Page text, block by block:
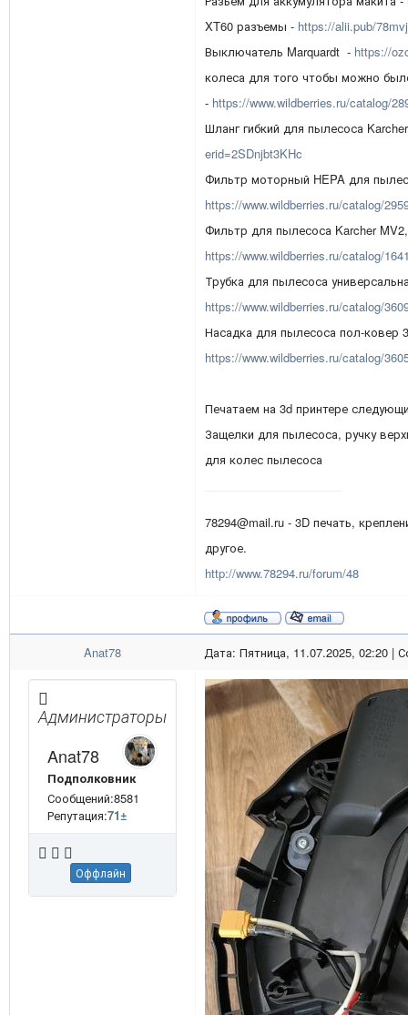
XT60 разъемы - https://alii.pub/
Выключатель Marquardt - https://
колеса для того чтобы можно
- https://www.wildberries.ru/catalog/
Шланг гибкий для пылесоса
erid=2SDnjbt3KHc
Фильтр моторный HEPA для
https://www.wildberries.ru/catalog/
Фильтр для пылесоса Karcher
https://www.wildberries.ru/catalog/
Трубка для пылесоса
https://www.wildberries.ru/catalog/
Насадка для пылесоса пол-ковер
https://www.wildberries.ru/catalog/
Печатаем на 3d принтере
Защелки для пылесоса, ручку
для колес пылесоса
78294@mail.ru - 3D печать,
другое.
http://www.78294.ru/forum/48
Anat78 Дата: Пятница, 11.07.2025, 02:20 |
Администраторы
Anat78
Подполковник
Сообщений:8581
Репутация:71±
Оффлайн